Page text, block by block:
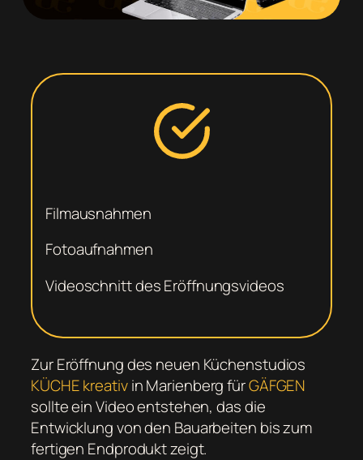
Filmausnahmen
Fotoaufnahmen
Videoschnitt des Eröffnungsvideos
Zur Eröffnung des neuen Küchenstudios
KÜCHE kreativin Marienberg fürGÄFGEN
sollte ein Video entstehen, das die
Entwicklung von den Bauarbeiten bis zum
fertigen Endprodukt zeigt.